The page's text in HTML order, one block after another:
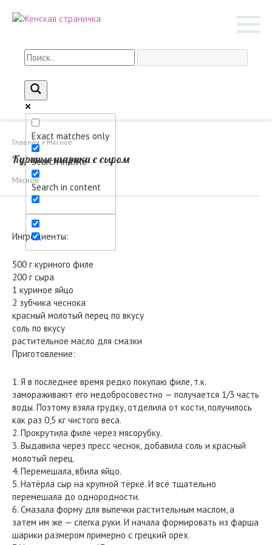
Exact matches only
Search in title
Search in content
Главная » Мясное
Куриные шарики с сыром
Мясное
Ингредиенты:
500 г куриного филе
200 г сыра
1 куриное яйцо
2 зубчика чеснока
красный молотый перец по вкусу
соль по вкусу
растительное масло для смазки
Приготовление:
1. Я в последнее время редко покупаю филе, т.к.
замораживают его недобросовестно — получается 1/3 часть
воды. Поэтому взяла грудку, отделила от кости, получилось
как раз 0,5 кг чистого веса.
2. Прокрутила филе через мясорубку.
3. Выдавила через пресс чеснок, добавила соль и красный
молотый перец.
4. Перемешала, вбила яйцо.
5. Натёрла сыр на крупной тёрке. И всё тщательно
перемешала до однородности.
6. Смазала форму для выпечки растительным маслом, а
затем им же — слегка руки. И начала формировать из фарша
шарики размером примерно с грецкий орех.